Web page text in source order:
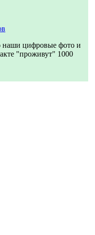
наши цифровые фото и
"проживут" 1000